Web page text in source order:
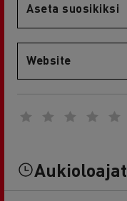
Aseta suosikiksi
Website
Aukioloajat